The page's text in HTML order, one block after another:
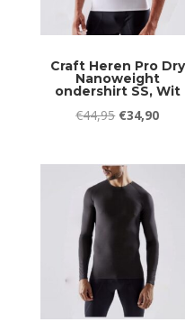
Craft Heren Pro Dry
Nanoweight
ondershirt SS, Wit
€44,95
was:
€44,95.
€34,90
is: